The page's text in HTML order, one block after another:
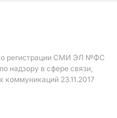
регистрации СМИ ЭЛ №ФС
надзору в сфере связи,
23.11.2017